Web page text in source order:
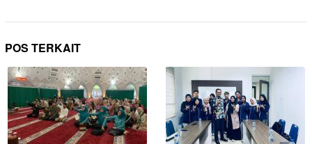
POS TERKAIT